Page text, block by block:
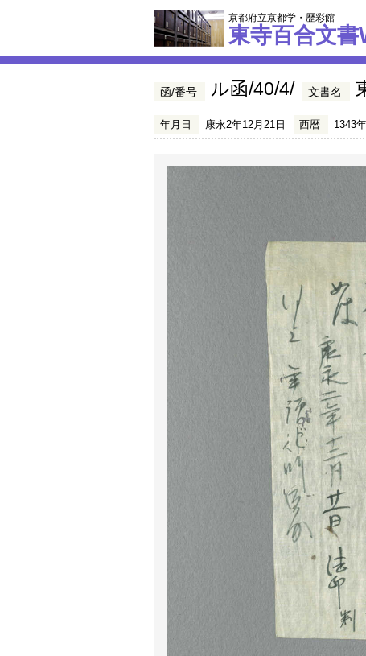
京都府立京都学・歴彩館
東寺百合文書
函/番号 ル函/40/4/ 文書名
年月日 康永2年12月21日 西暦 1343年